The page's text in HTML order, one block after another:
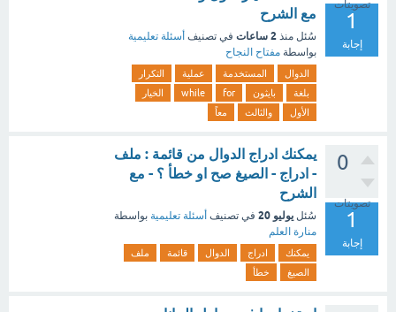
تصويتات
1
إجابة
مع الشرح
سُئل منذ 2 ساعات في تصنيف أسئلة تعليمية
بواسطة مفتاح النجاح
الدوال المستخدمة عملية
التكرار
بلغة
بايثون for
while
الخيار
الأول
والثالث معاً
0
تصويتات
1
إجابة
يمكنك ادراج الدوال من قائمة : ملف
- ادراج - الصيغ صح او خطأ ؟ - مع
الشرح
سُئل يوليو 20 في تصنيف أسئلة تعليمية بواسطة
منارة العلم
يمكنك ادراج الدوال قائمة
ملف
الصيغ
خطأ